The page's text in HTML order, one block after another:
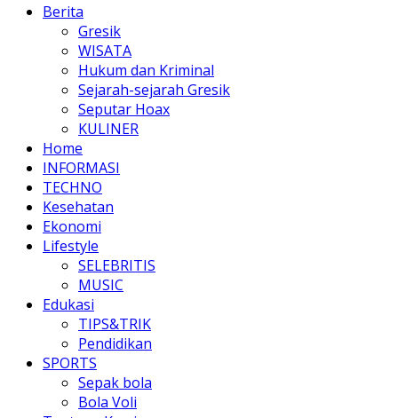
Berita
Gresik
WISATA
Hukum dan Kriminal
Sejarah-sejarah Gresik
Seputar Hoax
KULINER
Home
INFORMASI
TECHNO
Kesehatan
Ekonomi
Lifestyle
SELEBRITIS
MUSIC
Edukasi
TIPS&TRIK
Pendidikan
SPORTS
Sepak bola
Bola Voli